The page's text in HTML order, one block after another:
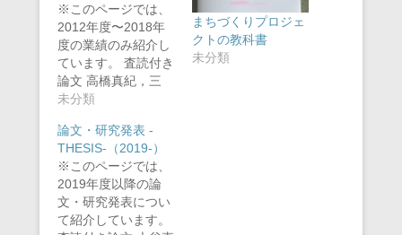
※このページでは、
2012年度〜2018年
度の業績のみ紹介し
ています。 査読付き
論文 高橋真紀，三
井…
未分類
まちづくりプロジェ
クトの教科書
未分類
論文・研究発表 -
THESIS-（2019-）
※このページでは、
2019年度以降の論
文・研究発表につい
て紹介しています。